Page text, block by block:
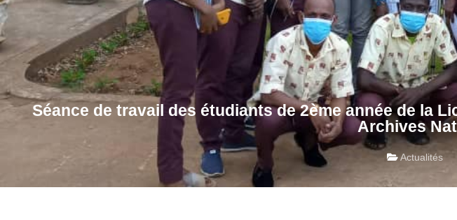
Séance de travail des étudiants de 2ème année de la
Archives
Actualités